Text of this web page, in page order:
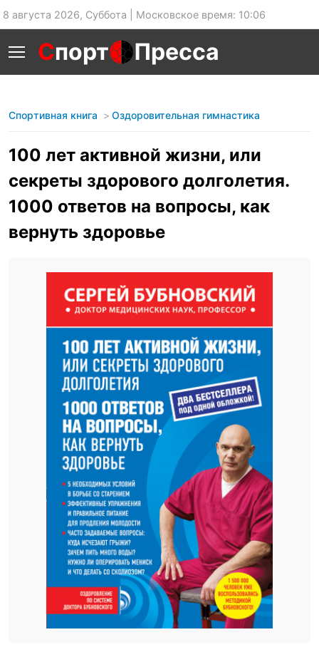
8 августа 2026, Суббота | Московское время: 10:06
Спорт Пресса
Спортивная книга Оздоровительная гимнастика
100 лет активной жизни, или
секреты здорового долголетия.
1000 ответов на вопросы, как
вернуть здоровье